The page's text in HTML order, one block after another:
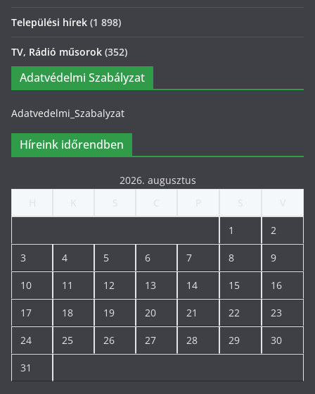
Települési hírek (1 898)
TV, Rádió műsorok (352)
Adatvédelmi Szabályzat
Adatvedelmi_Szabalyzat
Híreink időrendben
2026. augusztus
1 2
3 4 5 6 7 8 9
10 11 12 13 14 15 16
17 18 19 20 21 22 23
24 25 26 27 28 29 30
31